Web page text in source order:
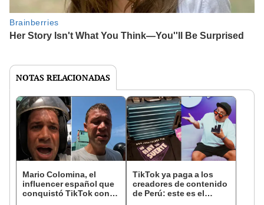
NOTAS RELACIONADAS
Mario Colomina, el
influencer español que
conquistó TikTok con
TikTok ya paga a los
creadores de contenido
de Perú: este es el